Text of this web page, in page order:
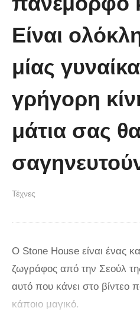
(video)
Είναι
μίας
γρήγορη
μάτια σας
Τέχνες
Ο Stone House είναι ένας
ζωγράφος από την Σεούλ
αυτό που κάνει στο βίντεο
κάποιο μαγικό.